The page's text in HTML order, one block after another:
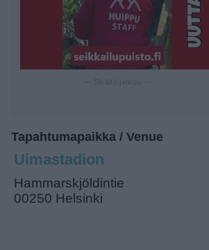
Tapahtumapaikka / Venue
Uimastadion
Hammarskjöldintie
00250 Helsinki